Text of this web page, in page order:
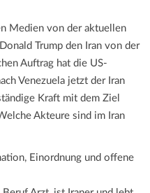
Medien von der aktuellen
Trump den Iran von der
Auftrag hat die US-
Venezuela jetzt der Iran
Kraft mit dem Ziel
Akteure sind im Iran
Einordnung und offene